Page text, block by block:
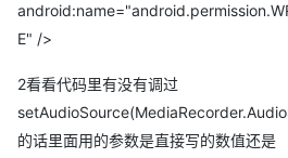
E" />
2看看代码里有没有调过
的话里面用的参数是直接写的数值还是